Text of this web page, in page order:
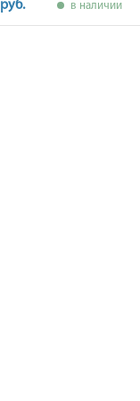
в наличии